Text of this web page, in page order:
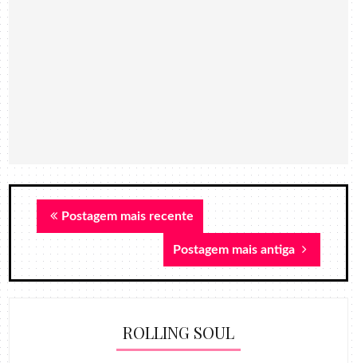
Postagem mais recente
Postagem mais antiga
ROLLING SOUL